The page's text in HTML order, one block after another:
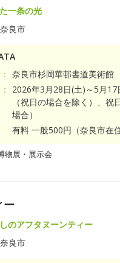
一条の光
良市
奈良市杉岡華邨書道美術館
2026年3月28日(土)～5月17
（祝日の場合を除く）、
場合）
有料 一般500円（奈良市在
物展・展示会
ー
のアフタヌーンティー
良市